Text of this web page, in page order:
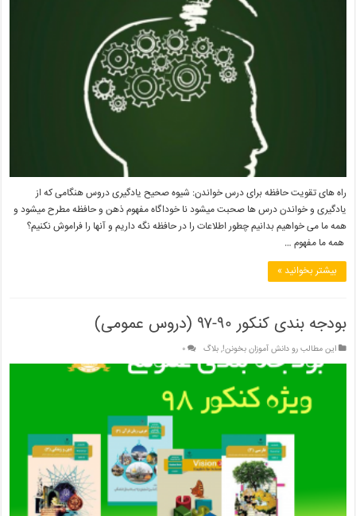
راه های تقویت حافظه برای درس خواندن: شیوه صحیح یادگیری دروس هنگامی که از
یادگیری و خواندن درس ها صحبت میشود نا خوداگاه مفهوم ذهن و حافظه مطرح میشود و
همه ما می خواهیم بدانیم چطور اطلاعات را در حافظه نگه داریم و آنها را فراموش نکنیم؟
همه ما مفهوم …
بیشتر بخوانید »
بودجه بندی کنکور ۹۰-۹۷ (دروس عمومی)
این مطالب رو دانش آموزان بخونن!,بلاگ ۰